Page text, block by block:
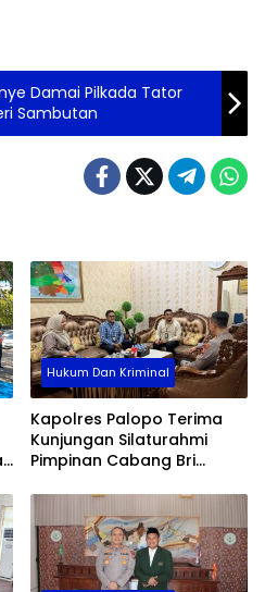
Damai Pilkada Tator
Sambutan
Hukum Dan Kriminal
Kapolres Palopo Terima
Kunjungan Silaturahmi
Pimpinan Cabang Bri